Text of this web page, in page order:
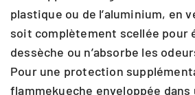
plastique ou de l’aluminium, en
soit complètement scellée pour
dessèche ou n’absorbe les
Pour une protection
flammekueche enveloppée dans